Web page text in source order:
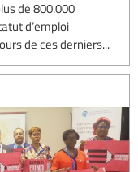
de 800.000
d’emploi
de ces derniers...